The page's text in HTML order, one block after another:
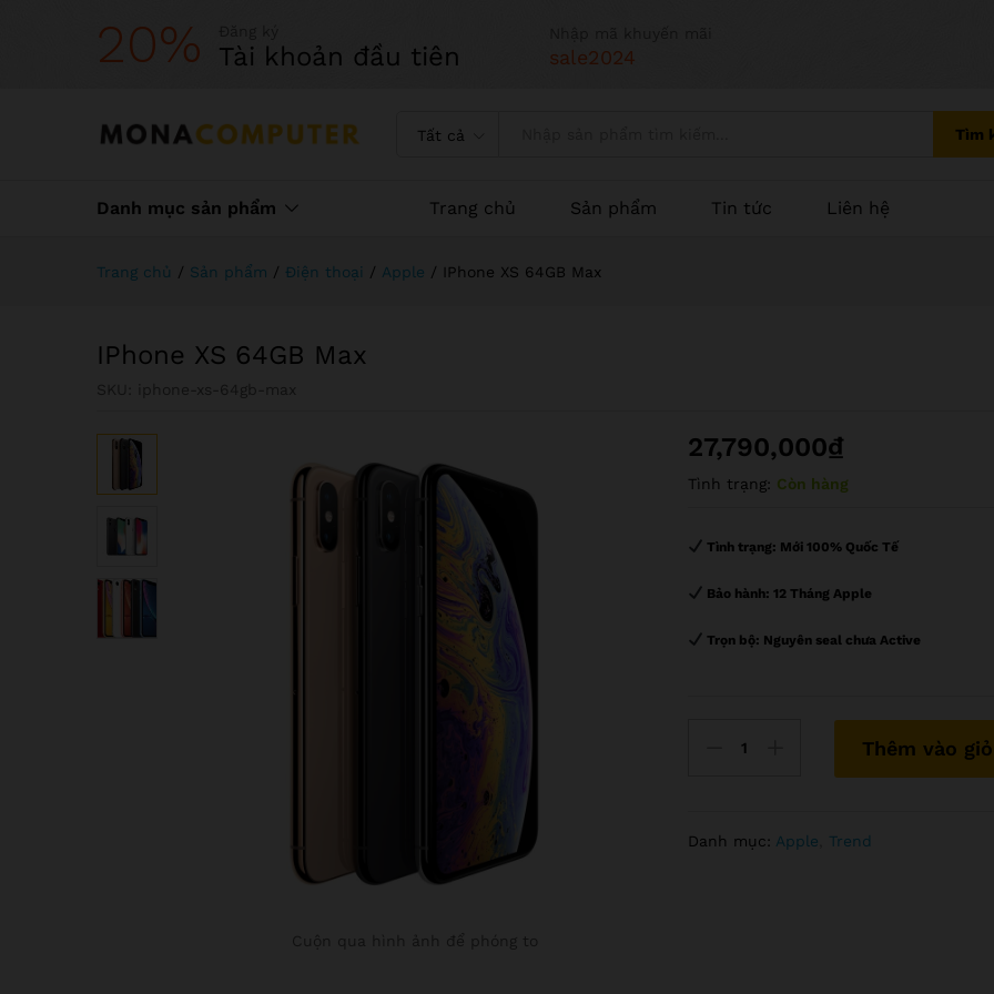
20% Tài khoản đầu tiên sale2024
Tất cả Tìm
Danh mục sản phẩm Trang chủ Sản phẩm Tin tức Liên hệ
Trang chủ / Sản phẩm / Điện thoại / Apple / IPhone XS 64GB Max
IPhone XS 64GB Max
27,790,000₫
Tình trạng: Còn hàng
Tình trạng: Mới 100% Quốc Tế
Bảo hành: 12 Tháng Apple
Trọn bộ: Nguyên seal chưa Active
Max
Thêm vào
Danh mục: Apple Trend